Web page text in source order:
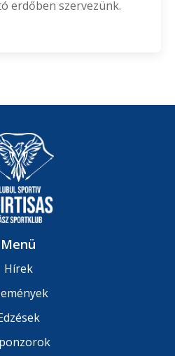
erdőben szervezünk.
Menü
Hírek